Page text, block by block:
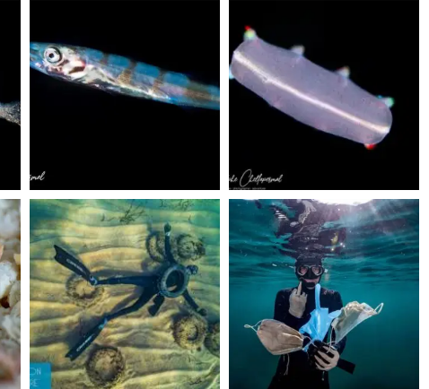
scuba_people_magazine
Jun 15
scuba_people_magazine
May 31